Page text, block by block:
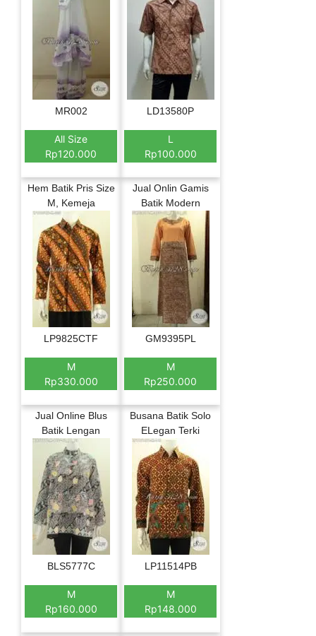
MR002
All Size
Rp120.000
LD13580P
L
Rp100.000
Hem Batik Pris Size
M, Kemeja
LP9825CTF
M
Rp330.000
Jual Onlin Gamis
Batik Modern
GM9395PL
M
Rp250.000
Jual Online Blus
Batik Lengan
BLS5777C
M
Rp160.000
Busana Batik Solo
ELegan Terki
LP11514PB
M
Rp148.000